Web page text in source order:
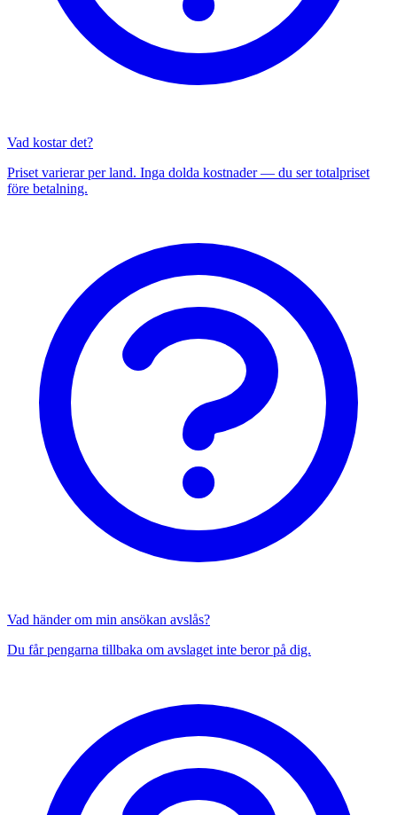
Vad kostar det?
Priset varierar per land. Inga dolda kostnader — du ser totalpriset
före betalning.
Vad händer om min ansökan avslås?
Du får pengarna tillbaka om avslaget inte beror på dig.